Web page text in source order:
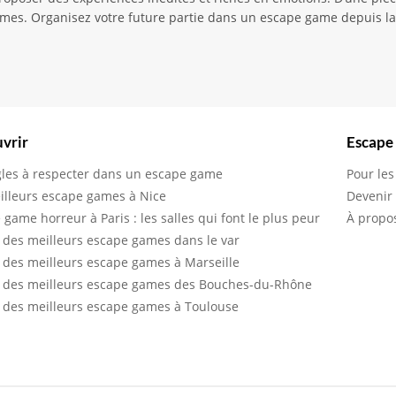
Organisez votre future partie dans un escape game depuis
à respecter dans un escape game
escape games à Nice
game horreur à Paris : les salles qui font le plus peur
des meilleurs escape games dans le var
des meilleurs escape games à Marseille
des meilleurs escape games des Bouches-du-Rhône
des meilleurs escape games à Toulouse
Pour
À